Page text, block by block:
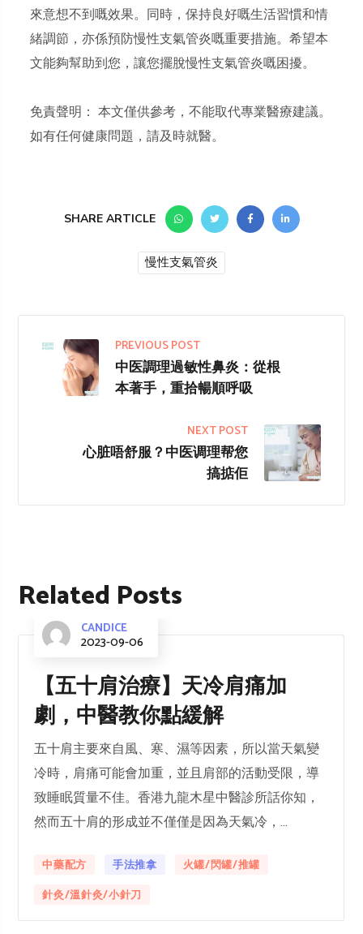
來意想不到嘅效果。同時，保持良好嘅生活習慣和情
緒調節，亦係預防慢性支氣管炎嘅重要措施。希望本
文能夠幫助到您，讓您擺脫慢性支氣管炎嘅困擾。
免責聲明： 本文僅供參考，不能取代專業醫療建議。
如有任何健康問題，請及時就醫。
SHARE ARTICLE
慢性支氣管炎
PREVIOUS POST
中医調理過敏性鼻炎：從根
本著手，重拾暢順呼吸
NEXT POST
心脏唔舒服？中医调理帮您
搞掂佢
Related Posts
CANDICE
2023-09-06
【五十肩治療】天冷肩痛加
劇，中醫教你點緩解
五十肩主要來自風、寒、濕等因素，所以當天氣變
冷時，肩痛可能會加重，並且肩部的活動受限，導
致睡眠質量不佳。香港九龍木星中醫診所話你知，
然而五十肩的形成並不僅僅是因為天氣冷，...
中藥配方 手法推拿
火罐/閃罐/推罐
針灸/溫針灸/小針刀